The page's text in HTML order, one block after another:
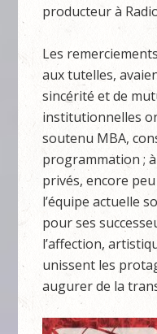
producteur à
Les
aux tutelles,
sincérité et de
institutionnelles
soutenu MBA,
programmation ;
privés, encore
l’équipe actuelle
pour ses
l’affection,
unissent les
augurer de la